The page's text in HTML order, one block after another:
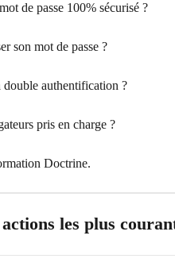
de passe 100% sécurisé ?
son mot de passe ?
authentification ?
pris en charge ?
Doctrine.
les plus